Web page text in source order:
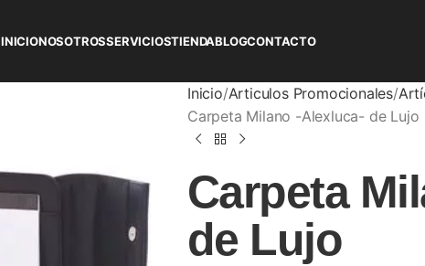
INICIONOSOTROSSERVICIOSTIENDABLOGCONTACTO
Inicio Articulos Promocionales
Carpeta Milano -Alexluca- de Lujo
Carpeta
de Lujo